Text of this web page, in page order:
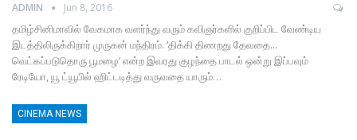
ADMIN Jun 8, 2016
தமிழ்சினிமாவில் வேகமாக வளர்ந்து வரும் கவிஞர்களில் குறிப்பிட வேண்டிய
இடத்திலிருக்கிறார் முருகன் மந்திரம். ‘திக்கி திணறது தேவதை...
வெட்கப்படுதொரு பூமழை’ என்ற இவரது குழந்தை பாடல் ஒன்று இப்பவும்
ரேடியோ, யூ ட்யூபில் ஹிட்டடித்து வருவதை யாரும்…
CINEMA NEWS